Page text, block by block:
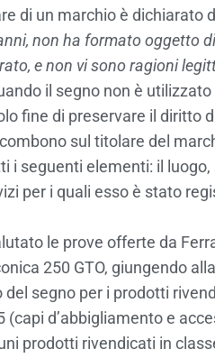
di un marchio è dichiarato
non ha formato oggetto
e non vi sono ragioni
il segno non è
fine di preservare il diritto
sul titolare del
i seguenti elementi: il luogo,
per i quali esso è stato
le prove offerte da
250 GTO, giungendo
segno per i prodotti
d’abbigliamento e
prodotti rivendicati in